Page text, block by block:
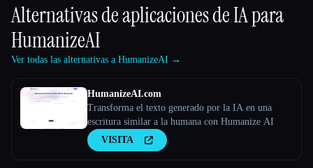
Alternativas de aplicaciones de IA para
HumanizeAI
Ver todas las alternativas a HumanizeAI →
HumanizeAI.com
Transforma el texto generado por la IA en una
escritura similar a la humana con Humanize AI
VISITA